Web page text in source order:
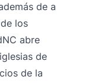
de a
los
abre
de
de la